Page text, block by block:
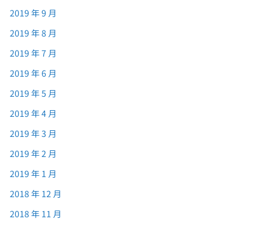
2019 年 9 月
2019 年 8 月
2019 年 7 月
2019 年 6 月
2019 年 5 月
2019 年 4 月
2019 年 3 月
2019 年 2 月
2019 年 1 月
2018 年 12 月
2018 年 11 月